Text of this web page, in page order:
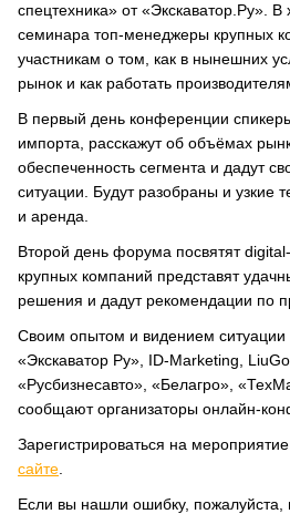
спецтехника» от «Экскаватор.Ру». В
семинара топ-менеджеры крупных
участникам о том, как в нынешних
рынок и как работать
В первый день конференции
импорта, расскажут об объёмах
обеспеченность сегмента и дадут
ситуации. Будут разобраны и узкие
и аренда.
Второй день форума посвятят
крупных компаний представят
решения и дадут рекомендации по
Своим опытом и видением ситуации
«Экскаватор Ру», ID-Marketing,
«Русбизнесавто», «Белагро»,
сообщают организаторы онлайн-
Зарегистрироваться на
сайте
Если вы нашли ошибку, пожалуйста,